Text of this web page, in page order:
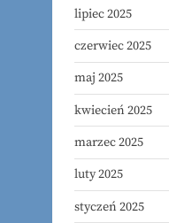
lipiec 2025
czerwiec 2025
maj 2025
kwiecień 2025
marzec 2025
luty 2025
styczeń 2025